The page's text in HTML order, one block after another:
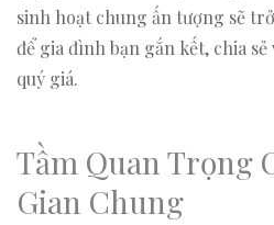
sinh hoạt chung ấn tượng sẽ
để gia đình bạn gắn kết, chia
quý giá.
Tầm Quan Trọng
Gian Chung